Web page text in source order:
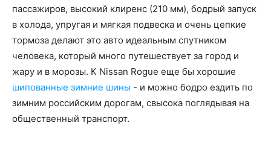
пассажиров, высокий клиренс (210 мм), бодрый запуск
в холода, упругая и мягкая подвеска и очень цепкие
тормоза делают это авто идеальным спутником
человека, который много путешествует за город и
жару и в морозы. К Nissan Rogue еще бы хорошие
шипованные зимние шины - и можно бодро ездить по
зимним российским дорогам, свысока поглядывая на
общественный транспорт.